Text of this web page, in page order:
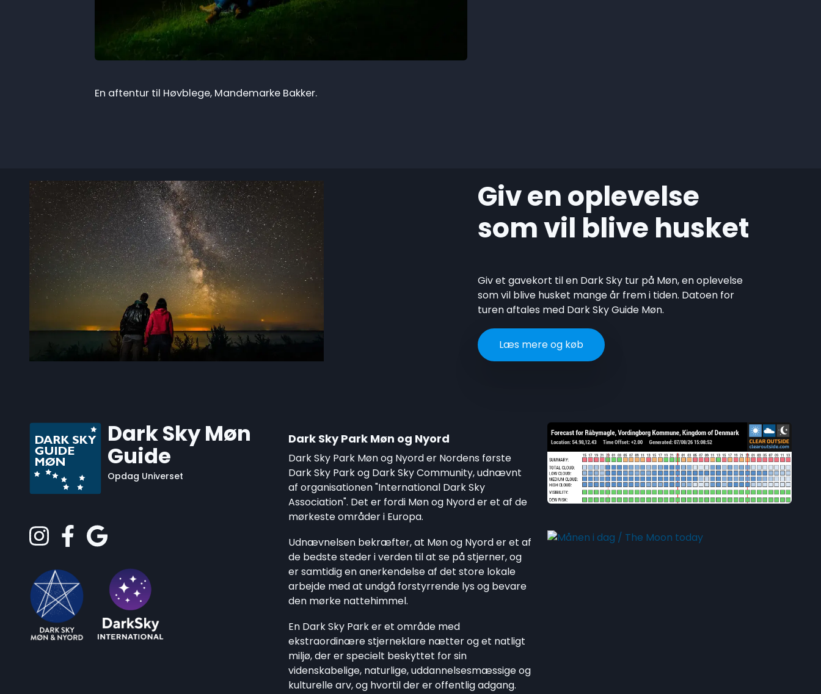
En aftentur til Høvblege, Mandemarke Bakker.
Giv en oplevelse
som vil blive husket
Giv et gavekort til en Dark Sky tur på Møn, en oplevelse
som vil blive husket mange år frem i tiden. Datoen for
turen aftales med Dark Sky Guide Møn.
Læs mere og køb
Dark Sky Møn
Guide
Opdag Universet
Dark Sky Park Møn og Nyord
Dark Sky Park Møn og Nyord er Nordens første
Dark Sky Park og Dark Sky Community, udnævnt
af organisationen "International Dark Sky
Association". Det er fordi Møn og Nyord er et af de
mørkeste områder i Europa.
Udnævnelsen bekræfter, at Møn og Nyord er et af
de bedste steder i verden til at se på stjerner, og
er samtidig en anerkendelse af det store lokale
arbejde med at undgå forstyrrende lys og bevare
den mørke nattehimmel.
En Dark Sky Park er et område med
ekstraordinære stjerneklare nætter og et natligt
miljø, der er specielt beskyttet for sin
videnskabelige, naturlige, uddannelsesmæssige og
kulturelle arv, og hvortil der er offentlig adgang.